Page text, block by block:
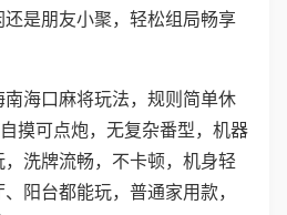
是朋友小聚，轻松组局畅享
海口麻将玩法，规则简单休
摸可点炮，无复杂番型，机器
洗牌流畅，不卡顿，机身轻
阳台都能玩，普通家用款，